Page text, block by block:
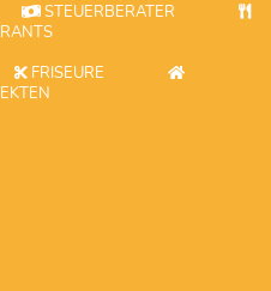
STEUERBERATER
FRISEURE